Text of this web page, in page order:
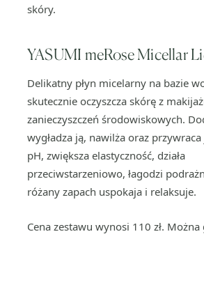
skóry.
YASUMI meRose Micellar
Delikatny płyn micelarny na bazie
skutecznie oczyszcza skórę z
zanieczyszczeń środowiskowych.
wygładza ją, nawilża oraz
pH, zwiększa elastyczność, działa
przeciwstarzeniowo, łagodzi
różany zapach uspokaja i relaksuje.
Cena zestawu wynosi 110 zł.